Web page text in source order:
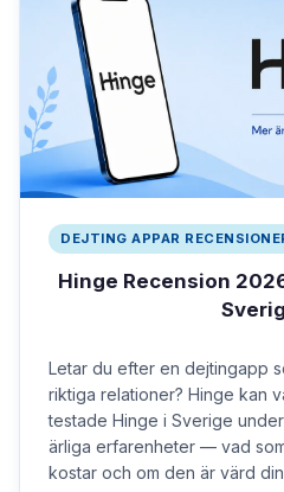
DEJTING APPAR
Hinge Recension
Letar du efter en dejtingapp
riktiga relationer? Hinge kan
testade Hinge i Sverige
ärliga erfarenheter — vad
kostar och om den är värd